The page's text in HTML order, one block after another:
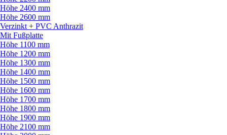
Höhe 2400 mm
Höhe 2600 mm
Verzinkt + PVC Anthrazit
Mit Fußplatte
Höhe 1100 mm
Höhe 1200 mm
Höhe 1300 mm
Höhe 1400 mm
Höhe 1500 mm
Höhe 1600 mm
Höhe 1700 mm
Höhe 1800 mm
Höhe 1900 mm
Höhe 2100 mm